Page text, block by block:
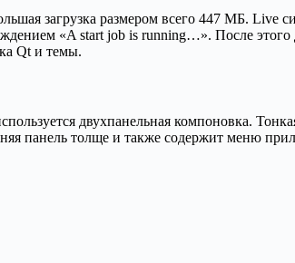
загрузка размером всего 447 МБ. Live
«A start job is running…». После
Qt и темы.
двухпанельная компоновка.
панель толще и также содержит меню